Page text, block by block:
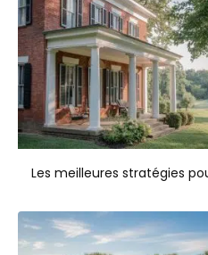
Les meilleures stratégies